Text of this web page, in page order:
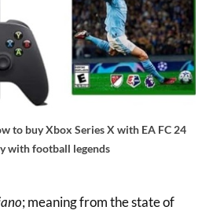
to buy Xbox Series X with EA FC 24
with football legends
; meaning from the state of